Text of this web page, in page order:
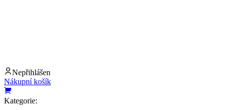
Nepřihlášen
Nákupní košík
Kategorie: